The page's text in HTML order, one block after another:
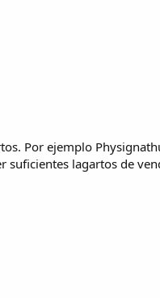
Por ejemplo
suficientes lagartos de